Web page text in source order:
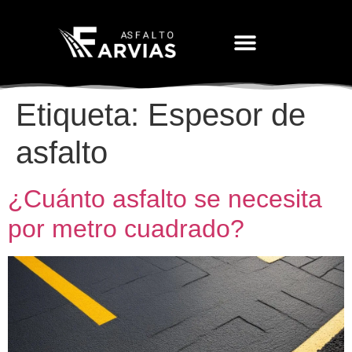
Etiqueta: Espesor de
asfalto
¿Cuánto asfalto se necesita
por metro cuadrado?